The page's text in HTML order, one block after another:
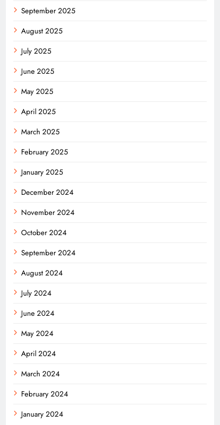
September 2025
August 2025
July 2025
June 2025
May 2025
April 2025
March 2025
February 2025
January 2025
December 2024
November 2024
October 2024
September 2024
August 2024
July 2024
June 2024
May 2024
April 2024
March 2024
February 2024
January 2024